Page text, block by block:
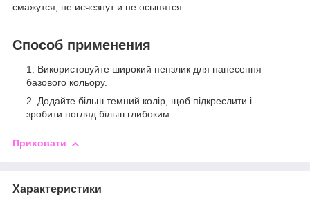
смажутся, не исчезнут и не осыпятся.
Способ применения
Використовуйте широкий пензлик для нанесення
базового кольору.
Додайте більш темний колір, щоб підкреслити і
зробити погляд більш глибоким.
Приховати
Характеристики